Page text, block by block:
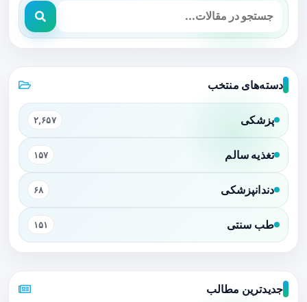
دسته‌های منتخب
پزشکی ۲,۶۵۷
تغذیه سالم ۱۵۷
دندانپزشکی ۶۸
طب سنتی ۱۵۱
جدیدترین مطالب